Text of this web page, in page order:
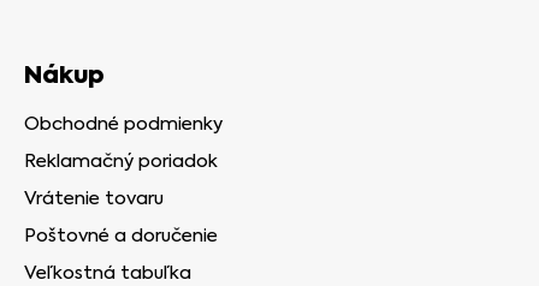
Nákup
Obchodné podmienky
Reklamačný poriadok
Vrátenie tovaru
Poštovné a doručenie
Veľkostná tabuľka